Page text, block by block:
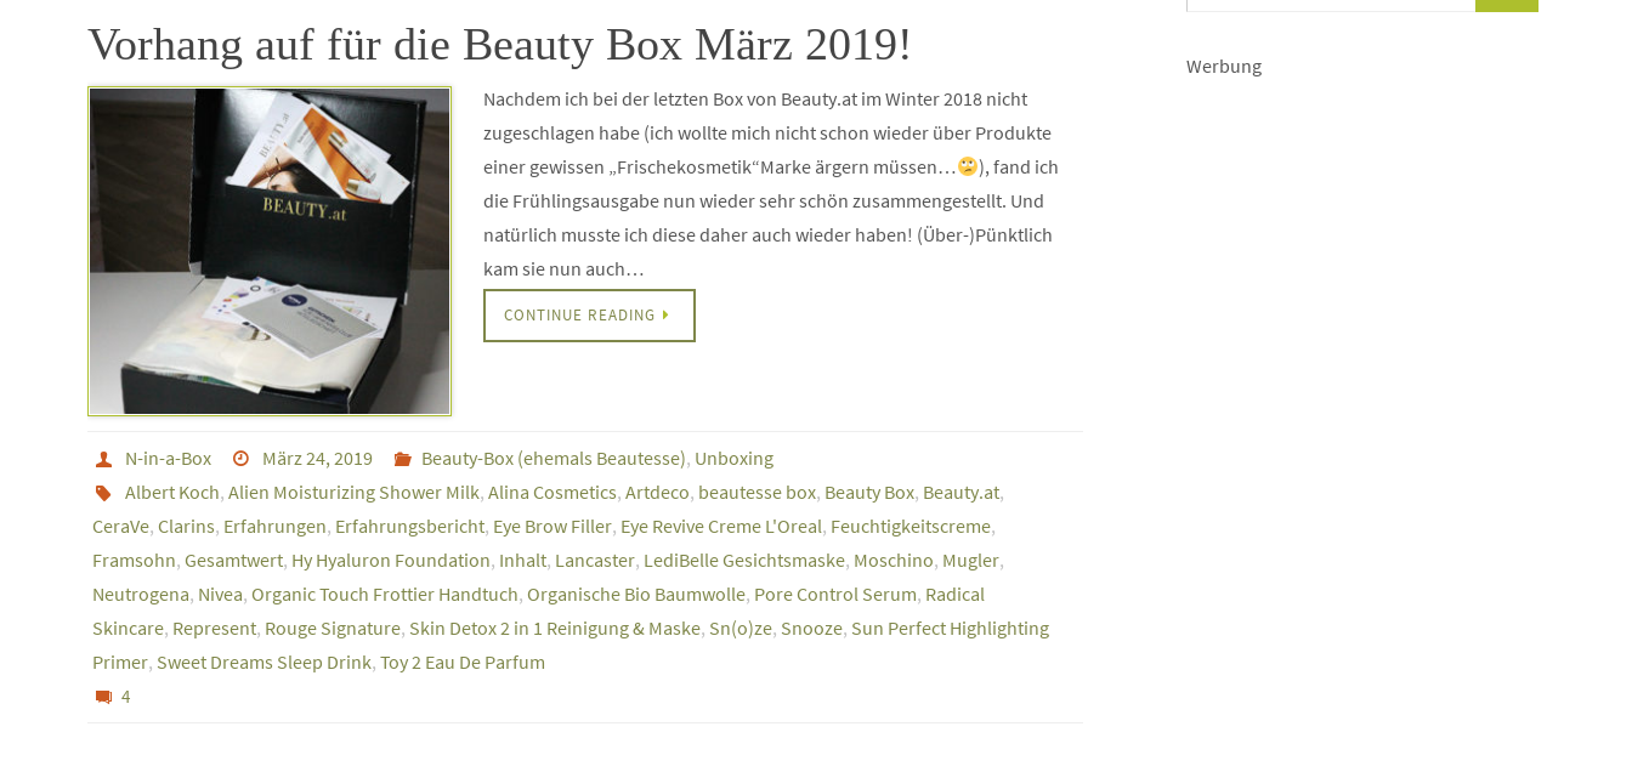
Vorhang auf für die Beauty Box März 2019!
Nachdem ich bei der letzten Box von Beauty.at im Winter 2018 nicht
zugeschlagen habe (ich wollte mich nicht schon wieder über Produkte
einer gewissen „Frischekosmetik“Marke ärgern müssen…
), fand ich
die Frühlingsausgabe nun wieder sehr schön zusammengestellt. Und
natürlich musste ich diese daher auch wieder haben! (Über-)Pünktlich
kam sie nun auch…
CONTINUE READING
N-in-a-Box März 24, 2019 Beauty-Box (ehemals Beautesse), Unboxing
Albert Koch, Alien Moisturizing Shower Milk, Alina Cosmetics, Artdeco, beautesse box, Beauty Box, Beauty.at,
CeraVe, Clarins, Erfahrungen, Erfahrungsbericht, Eye Brow Filler, Eye Revive Creme L'Oreal, Feuchtigkeitscreme,
Framsohn, Gesamtwert, Hy Hyaluron Foundation, Inhalt, Lancaster, LediBelle Gesichtsmaske, Moschino, Mugler,
Neutrogena, Nivea, Organic Touch Frottier Handtuch, Organische Bio Baumwolle, Pore Control Serum, Radical
Skincare, Represent, Rouge Signature, Skin Detox 2 in 1 Reinigung & Maske, Sn(o)ze, Snooze, Sun Perfect Highlighting
Primer, Sweet Dreams Sleep Drink, Toy 2 Eau De Parfum
4
Werbung